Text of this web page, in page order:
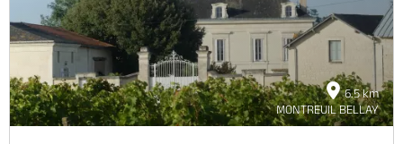
6.5 km
MONTREUIL BELLAY